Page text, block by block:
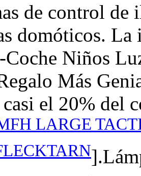
de control de
domóticos.
Niños
Más
casi el 20% del
LARGE